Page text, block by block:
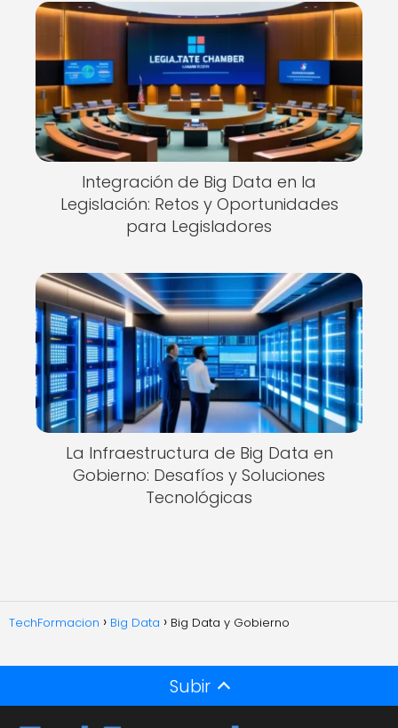
Integración de Big Data en la
Legislación: Retos y Oportunidades
para Legisladores
La Infraestructura de Big Data en
Gobierno: Desafíos y Soluciones
Tecnológicas
TechFormacion Big Data Big Data y Gobierno
Subir